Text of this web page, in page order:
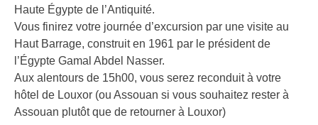
Haute Égypte de l’Antiquité.
Vous finirez votre journée d’excursion par une visite au
Haut Barrage, construit en 1961 par le président de
l’Égypte Gamal Abdel Nasser.
Aux alentours de 15h00, vous serez reconduit à votre
hôtel de Louxor (ou Assouan si vous souhaitez rester à
Assouan plutôt que de retourner à Louxor)